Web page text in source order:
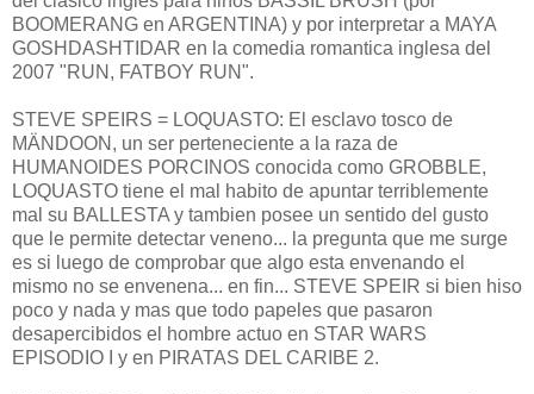
BOOMERANG en ARGENTINA) y por interpretar a MAYA
GOSHDASHTIDAR en la comedia romantica inglesa del
2007 "RUN, FATBOY RUN".
STEVE SPEIRS = LOQUASTO: El esclavo tosco de
MÄNDOON, un ser perteneciente a la raza de
HUMANOIDES PORCINOS conocida como GROBBLE,
LOQUASTO tiene el mal habito de apuntar terriblemente
mal su BALLESTA y tambien posee un sentido del gusto
que le permite detectar veneno... la pregunta que me surge
es si luego de comprobar que algo esta envenando el
mismo no se envenena... en fin... STEVE SPEIR si bien hiso
poco y nada y mas que todo papeles que pasaron
desapercibidos el hombre actuo en STAR WARS
EPISODIO I y en PIRATAS DEL CARIBE 2.